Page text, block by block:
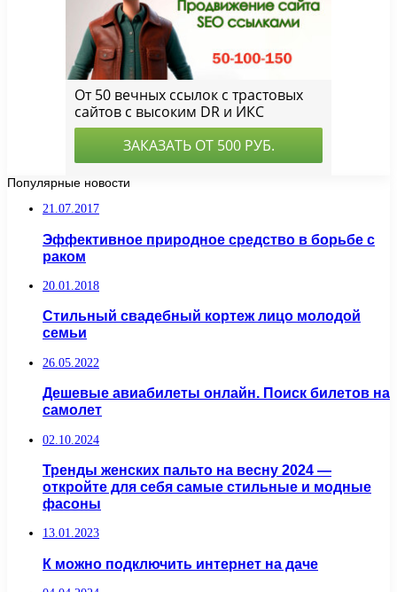
Популярные новости
21.07.2017
Эффективное природное средство в борьбе с
раком
20.01.2018
Стильный свадебный кортеж лицо молодой
семьи
26.05.2022
Дешевые авиабилеты онлайн. Поиск билетов на
самолет
02.10.2024
Тренды женских пальто на весну 2024 —
откройте для себя самые стильные и модные
фасоны
13.01.2023
К можно подключить интернет на даче